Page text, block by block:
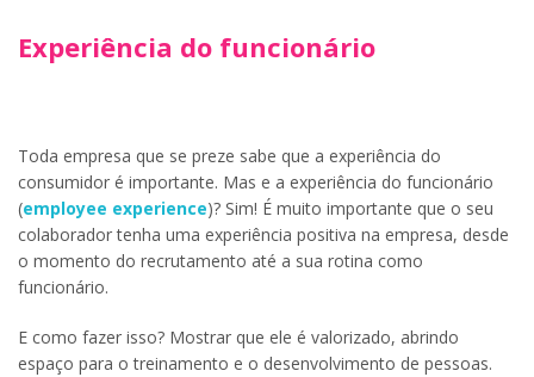
Experiência do funcionário
Toda empresa que se preze sabe que a experiência do
consumidor é importante. Mas e a experiência do funcionário
(employee experience)? Sim! É muito importante que o seu
colaborador tenha uma experiência positiva na empresa, desde
o momento do recrutamento até a sua rotina como
funcionário.
E como fazer isso? Mostrar que ele é valorizado, abrindo
espaço para o treinamento e o desenvolvimento de pessoas.